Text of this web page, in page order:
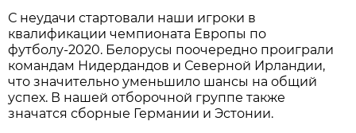
С неудачи стартовали наши игроки в
квалификации чемпионата Европы по
футболу-2020. Белорусы поочередно проиграли
командам Нидердандов и Северной Ирландии,
что значительно уменьшило шансы на общий
успех. В нашей отборочной группе также
значатся сборные Германии и Эстонии.